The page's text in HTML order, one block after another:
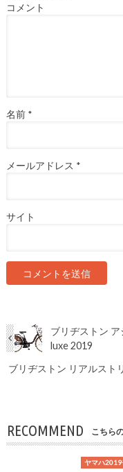
コメント
名前 *
メールアドレス *
サイト
ブリヂストン
luxe 2019
ブリヂストン リアルスト
RECOMMEND こちら
ヤマハ2019